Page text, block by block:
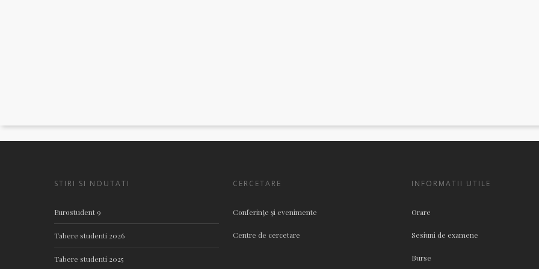
STIRI SI NOUTATI
Eurostudent 9
Tabere studenti 2026
Tabere studenti 2025
CERCETARE
Conferinţe şi evenimente
Centre de cercetare
INFORMATII UTILE
Orare
Sesiuni de examene
Burse